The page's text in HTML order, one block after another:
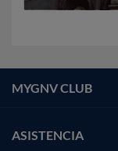
MYGNV CLUB
ASISTENCIA